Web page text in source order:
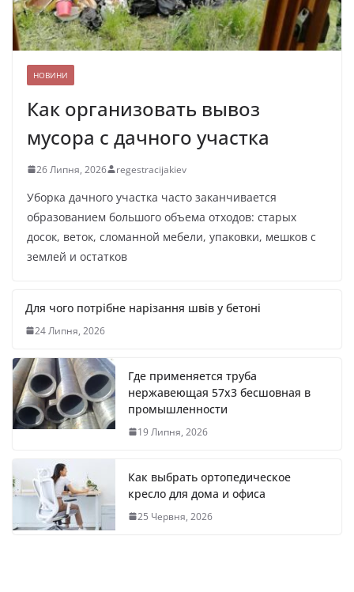
НОВИНИ
Как организовать вывоз
мусора с дачного участка
26 Липня, 2026 regestracijakiev
Уборка дачного участка часто заканчивается
образованием большого объема отходов: старых
досок, веток, сломанной мебели, упаковки, мешков с
землей и остатков
Для чого потрібне нарізання швів у бетоні
24 Липня, 2026
Где применяется труба
нержавеющая 57х3 бесшовная в
промышленности
19 Липня, 2026
Как выбрать ортопедическое
кресло для дома и офиса
25 Червня, 2026